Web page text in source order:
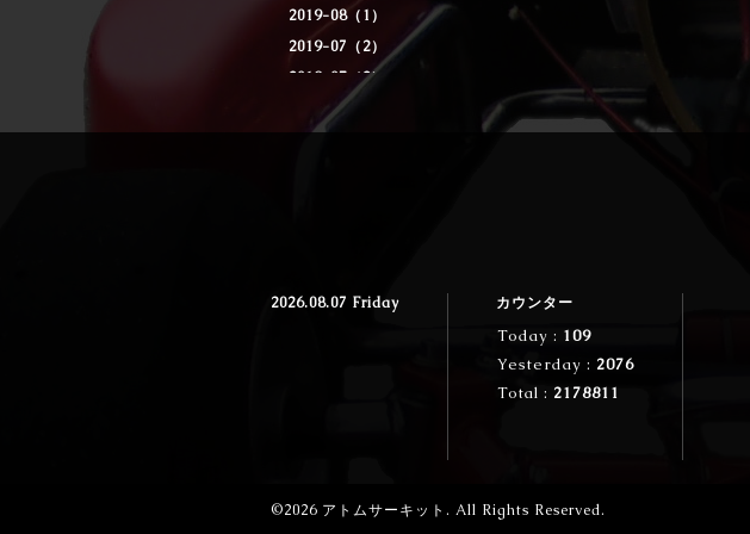
2019-08（1）
2019-07（2）
2019-05（2）
2019-04（1）
2026.08.07 Friday カウンター
Today : 109
Yesterday : 2076
Total : 2178811
©2026 アトムサーキット . All Rights Reserved.